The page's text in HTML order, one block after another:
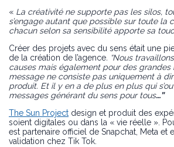
« La créativité ne supporte pas les silos,
s’engage autant que possible sur toute la
chacun selon sa sensibilité apporte sa
Créer des projets avec du sens était une
de la création de l’agence. “Nous
causes mais également pour des
message ne consiste pas uniquement à
produit. Et il y en a de plus en plus qui
messages générant du sens pour tous…”
The Sun Project design et produit des
soient digitales ou dans la « vie réelle ».
est partenaire officiel de Snapchat, Meta et
validation chez Tik Tok.